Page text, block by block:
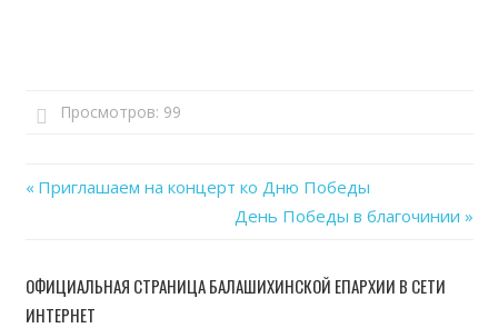
Просмотров: 99
записям
Previous
Приглашаем на концерт ко Дню Победы
Next
День Победы в благочинии
ОФИЦИАЛЬНАЯ СТРАНИЦА БАЛАШИХИНСКОЙ ЕПАРХИИ В СЕТИ
ИНТЕРНЕТ